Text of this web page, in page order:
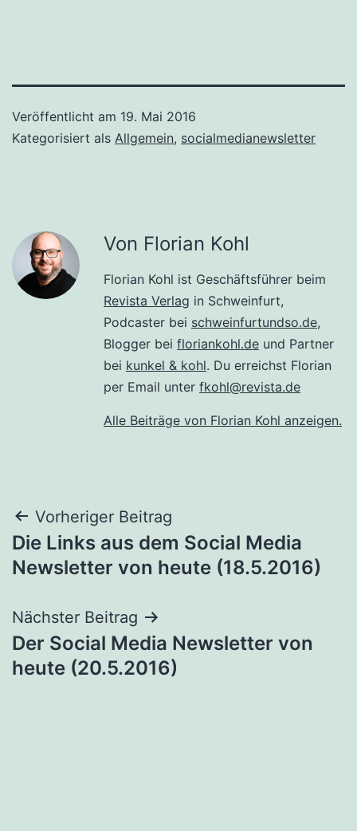
Veröffentlicht am 19. Mai 2016
Kategorisiert als Allgemein, socialmedianewsletter
Von Florian Kohl
Florian Kohl ist Geschäftsführer beim
Revista Verlag in Schweinfurt,
Podcaster bei schweinfurtundso.de,
Blogger bei floriankohl.de und Partner
bei kunkel & kohl. Du erreichst Florian
per Email unter fkohl@revista.de
Alle Beiträge von Florian Kohl anzeigen.
Beitragsnavigation
Vorheriger Beitrag
Die Links aus dem Social Media
Newsletter von heute (18.5.2016)
Nächster Beitrag
Der Social Media Newsletter von
heute (20.5.2016)